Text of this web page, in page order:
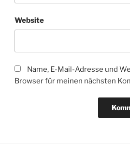
Website
Name, E-Mail-Adresse und
Browser für meinen nächsten